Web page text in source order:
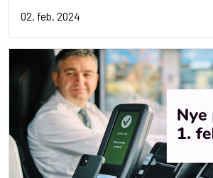
02. feb. 2024